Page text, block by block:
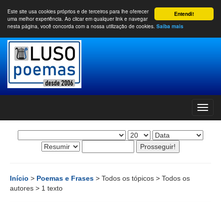
Entendi!
Este site usa cookies próprios e de terceiros para lhe oferecer
uma melhor experiência. Ao clicar em qualquer link e navegar
nesta página, você concorda com a nossa utilização de cookies. Saiba mais
Início > Poemas e Frases > Todos os tópicos > Todos os
autores > 1 texto